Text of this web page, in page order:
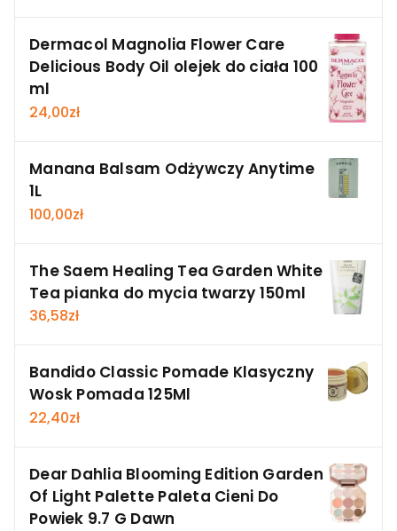
Dermacol Magnolia Flower Care
Delicious Body Oil olejek do ciała 100
ml
24,00zł
Manana Balsam Odżywczy Anytime
1L
100,00zł
The Saem Healing Tea Garden White
Tea pianka do mycia twarzy 150ml
36,58zł
Bandido Classic Pomade Klasyczny
Wosk Pomada 125Ml
22,40zł
Dear Dahlia Blooming Edition Garden
Of Light Palette Paleta Cieni Do
Powiek 9.7 G Dawn